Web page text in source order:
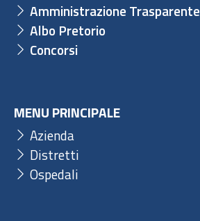
Amministrazione Trasparente
Albo Pretorio
Concorsi
MENU PRINCIPALE
Azienda
Distretti
Ospedali